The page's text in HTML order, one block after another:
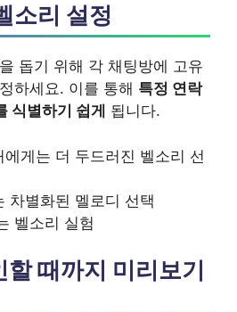
소리 설정
돕기 위해 각 채팅방에 고유
하세요. 이를 통해 특정 연락
식별하기 쉽게 됩니다.
에게는 더 두드러진 벨소리 선
차별화된 멜로디 선택
벨소리 실험
때까지 미리보기